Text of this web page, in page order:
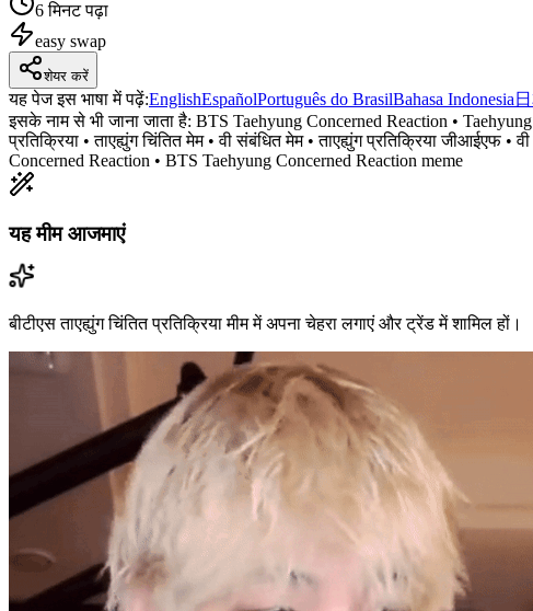
6 मिनट पढ़ा
easy swap
शेयर करें
यह पेज इस भाषा में पढ़ें:EnglishEspañolPortuguês do BrasilBahasa Indonesia
इसके नाम से भी जाना जाता है: BTS Taehyung Concerned Reaction •
प्रतिक्रिया • ताएह्युंग चिंतित मेम • वी संबंधित मेम • ताएह्युंग प्रतिक्रिया जीआईएफ
Concerned Reaction • BTS Taehyung Concerned Reaction meme
यह मीम आजमाएं
बीटीएस ताएह्युंग चिंतित प्रतिक्रिया मीम में अपना चेहरा लगाएं और ट्रेंड में शामिल हों।